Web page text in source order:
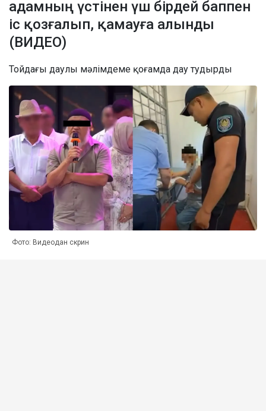
адамның үстінен үш бірдей баппен
іс қозғалып, қамауға алынды
(ВИДЕО)
Тойдағы даулы мәлімдеме қоғамда дау тудырды
Фото: Видеодан скрин